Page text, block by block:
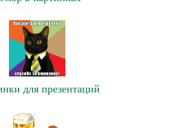
для презентаций